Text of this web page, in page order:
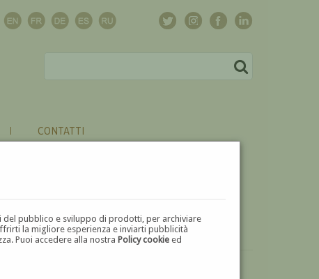
del pubblico e sviluppo di prodotti, per archiviare
la migliore esperienza e inviarti pubblicità
Puoi accedere alla nostraPolicy cookie ed
CONTATTI